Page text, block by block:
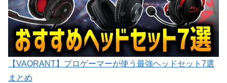
【VAORANT】プロゲーマーが使う最強ヘッドセット7選
まとめ